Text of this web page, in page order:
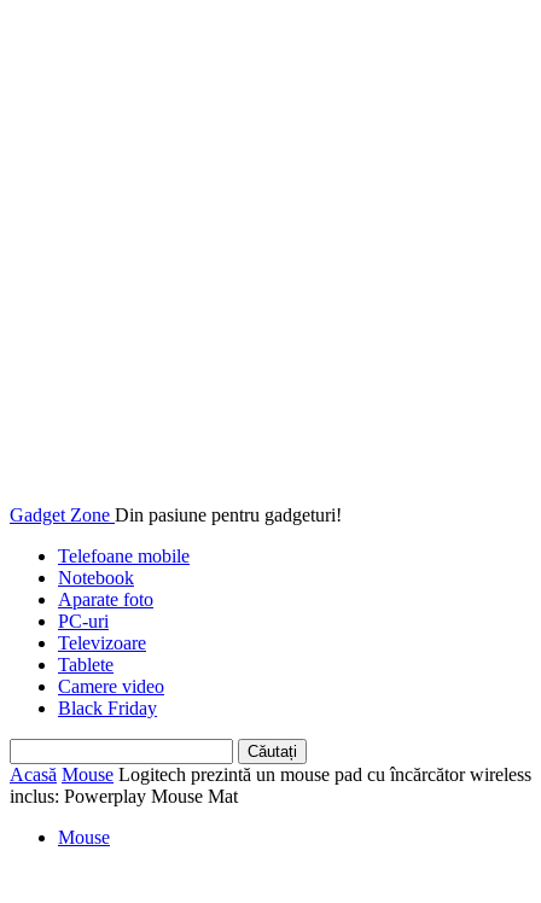
Gadget Zone Din pasiune pentru gadgeturi!
Telefoane mobile
Notebook
Aparate foto
PC-uri
Televizoare
Tablete
Camere video
Black Friday
Acasă Mouse Logitech prezintă un mouse pad cu încărcător wireless
inclus: Powerplay Mouse Mat
Mouse